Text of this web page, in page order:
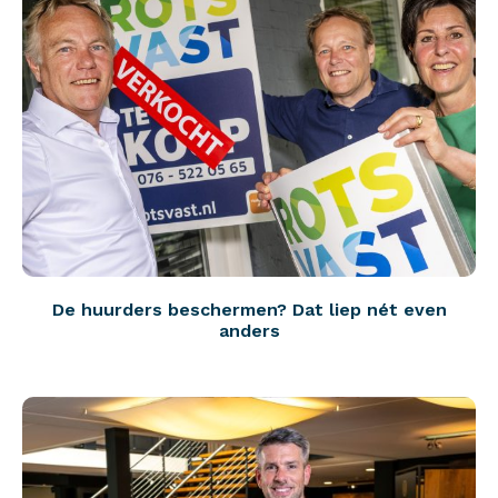
De huurders beschermen? Dat liep nét even
anders